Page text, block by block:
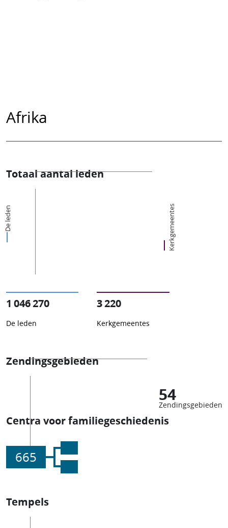
Afrika
Totaal aantal leden
De leden Kerkgemeentes
1 046 270
De leden
3 220
Kerkgemeentes
Zendingsgebieden
54
Zendingsgebieden
Centra voor familiegeschiedenis
665
Tempels